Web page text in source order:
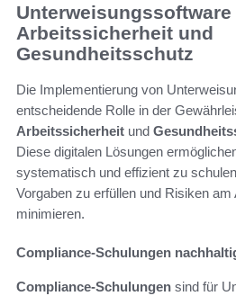
Arbeitssicherheit und
Gesundheitsschutz
Die Implementierung von
entscheidende Rolle in der
Arbeitssicherheit und
Diese digitalen Lösungen
systematisch und effizient zu
Vorgaben zu erfüllen und Risiken
minimieren.
Compliance-Schulungen
Compliance-Schulungen sind für